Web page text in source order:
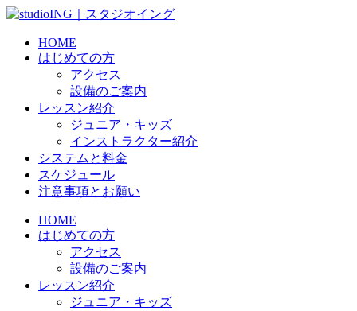
HOME
はじめての方
アクセス
設備のご案内
レッスン紹介
ジュニア・キッズ
インストラクター紹介
システムと料金
スケジュール
注意事項とお願い
HOME
はじめての方
アクセス
設備のご案内
レッスン紹介
ジュニア・キッズ